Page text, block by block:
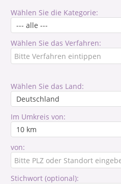
Wählen Sie die Kategorie:
Wählen Sie das Verfahren:
Wählen Sie das Land:
Im Umkreis von:
von:
Stichwort (optional):